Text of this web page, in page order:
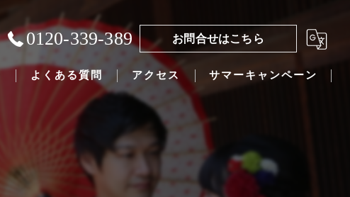
0120-339-389 お問合せはこちら
よくある質問 アクセス サマーキャンペーン